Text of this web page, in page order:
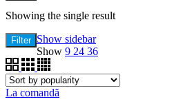
Showing the single result
Filter Show sidebar
Show 9 24 36
La comandă